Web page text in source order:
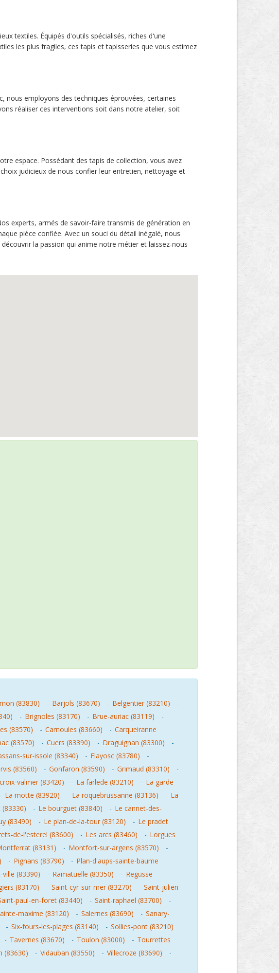
textiles. Équipés d'outils spécialisés, riches d'une
les plus fragiles, ces tapis et tapisseries que vous estimez
nous employons des techniques éprouvées, certaines
réaliser ces interventions soit dans notre atelier, soit
espace. Possédant des tapis de collection, vous avez
judicieux de nous confier leur entretien, nettoyage et
experts, armés de savoir-faire transmis de génération en
pièce confiée. Avec un souci du détail inégalé, nous
la passion qui anime notre métier et laissez-nous
(83830) - Barjols (83670) - Belgentier (83210)
-
- Brignoles (83170) - Brue-auriac (83119)
-
(83570) - Carnoules (83660) - Carqueiranne
(83570) - Cuers (83390) - Draguignan (83300)
-
sur-issole (83340) - Flayosc (83780)
-
(83560) - Gonfaron (83590) - Grimaud (83310)
-
valmer (83420) - La farlede (83210) - La garde
- La motte (83920) - La roquebrussanne (83136) - La
(83330) - Le bourguet (83840) - Le cannet-des-
(83490) - Le plan-de-la-tour (83120) - Le pradet
de-l'esterel (83600) - Les arcs (83460) - Lorgues
(83131) - Montfort-sur-argens (83570)
-
- Pignans (83790) - Plan-d'aups-sainte-baume
ville (83390) - Ramatuelle (83350) - Regusse
(83170) - Saint-cyr-sur-mer (83270) - Saint-julien
paul-en-foret (83440) - Saint-raphael (83700)
-
maxime (83120) - Salernes (83690) - Sanary-
- Six-fours-les-plages (83140) - Sollies-pont (83210)
- Tavernes (83670) - Toulon (83000) - Tourrettes
(83630) - Vidauban (83550) - Villecroze (83690)
-